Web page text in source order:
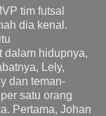
tim futsal
dia kenal.
dalam hidupnya,
Lely,
dan teman-
satu orang
Pertama, Johan